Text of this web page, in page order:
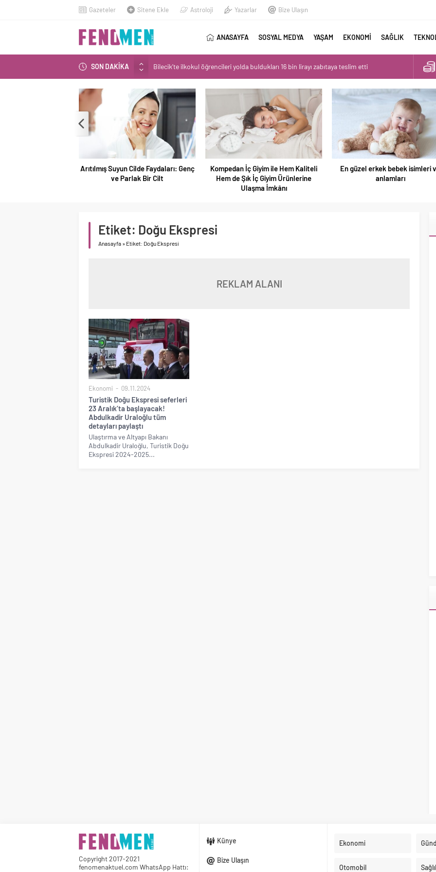
Gazeteler Sitene Ekle Astroloji Yazarlar Bize Ulaşın
ANASAYFA SOSYAL MEDYA YAŞAM EKONOMİ SAĞLIK
SON DAKİKA
Bilecik’te ilkokul öğrencileri yolda buldukları 16 bin lirayı zabıtaya teslim etti
Narin’in babası Arif Güran ambulans ile hastaneye götürüldü
Spor salonu işletmecisinin 3 yaşındaki oğlunun gözü önünde öldürülmesi kamerada
Narin Güran davasında 2. gün! Aramalarda bulunan kırmızı terlik soruldu
Narin Güran cinayeti sonrası gizli bir toplantı mı yapıldı?
Arıtılmış Suyun Cilde Faydaları: Genç
ve Parlak Bir Cilt
Kompedan İç Giyim ile Hem Kaliteli
Hem de Şık İç Giyim Ürünlerine
Ulaşma İmkânı
En güzel erkek bebek isimleri
anlamları
Etiket: Doğu Ekspresi
Anasayfa » Etiket: Doğu Ekspresi
REKLAM ALANI
Ekonomi 09.11.2024
Turistik Doğu Ekspresi seferleri
23 Aralık’ta başlayacak!
Abdulkadir Uraloğlu tüm
detayları paylaştı
Ulaştırma ve Altyapı Bakanı
Abdulkadir Uraloğlu, Turistik Doğu
Ekspresi 2024-2025...
Copyright 2017-2021
fenomenaktuel.com WhatsApp Hattı:
Künye
Bize Ulaşın
Ekonomi
Otomobil